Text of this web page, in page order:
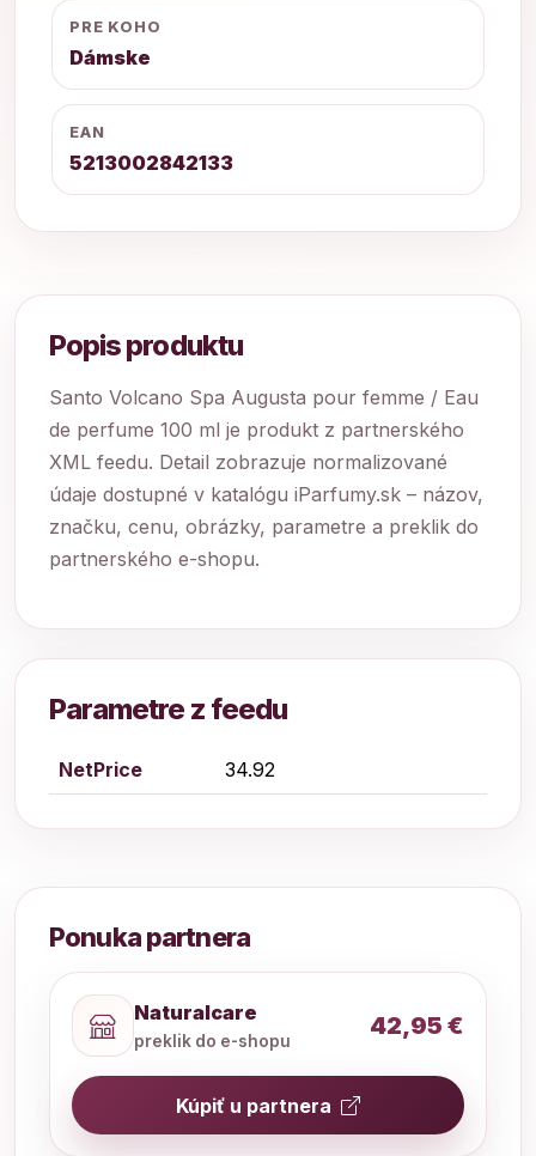
PRE KOHO
Dámske
EAN
5213002842133
Popis produktu
Santo Volcano Spa Augusta pour femme / Eau
de perfume 100 ml je produkt z partnerského
XML feedu. Detail zobrazuje normalizované
údaje dostupné v katalógu iParfumy.sk – názov,
značku, cenu, obrázky, parametre a preklik do
partnerského e-shopu.
Parametre z feedu
NetPrice 34.92
Ponuka partnera
Naturalcare
preklik do e-shopu
42,95 €
Kúpiť u partnera